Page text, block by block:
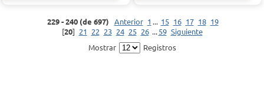
229 - 240 (de 697) Anterior 1 ... 15 16 17 18 19
[20] 21 22 23 24 25 26 ... 59 Siguiente
Mostrar
Registros